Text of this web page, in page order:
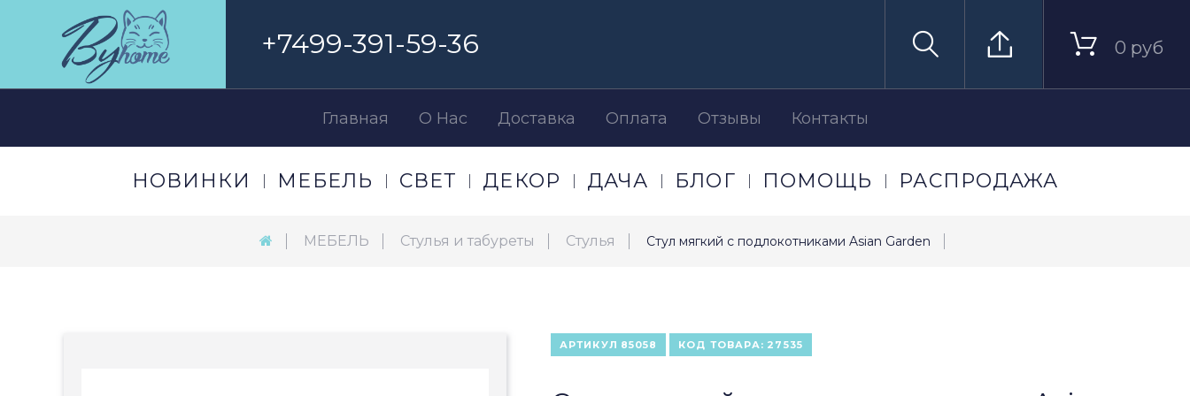
+7499-391-59-36 0 руб
Главная О Нас Доставка Оплата Отзывы Контакты
НОВИНКИ МЕБЕЛЬ СВЕТ ДЕКОР ДАЧА БЛОГ ПОМОЩЬ РАСПРОДАЖА
МЕБЕЛЬ Стулья и табуреты Стулья Стул мягкий с подлокотниками Asian Garden
АРТИКУЛ 85058 КОД ТОВАРА: 27535